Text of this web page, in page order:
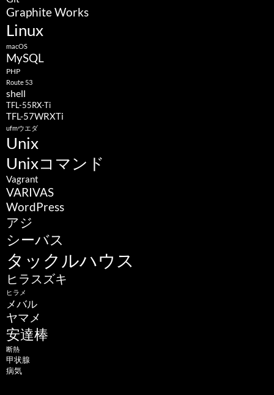
Graphite Works
Linux
macOS
MySQL
PHP
Route 53
shell
TFL-55RX-Ti
TFL-57WRXTi
ufmウエダ
Unix
Unixコマンド
Vagrant
VARIVAS
WordPress
アジ
シーバス
タックルハウス
ヒラスズキ
ヒラメ
メバル
ヤマメ
安達棒
断熱
甲状腺
病気